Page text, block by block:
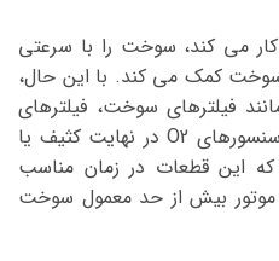
می کند، سوخت را با سرعتی
کمک می کند. با این حال،
فیلترهای سوخت، فیلترهای
هوا، سنسورهای جریان هوا و سنسورهای O2 در نهایت کثیف یا
این قطعات در زمان مناسب
بیش از حد معمول سوخت